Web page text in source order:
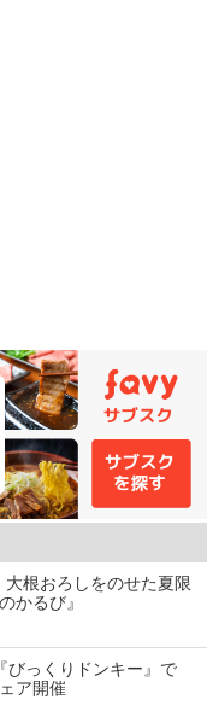
根おろしをのせた夏限
かるび』
びっくりドンキー』で
ア開催